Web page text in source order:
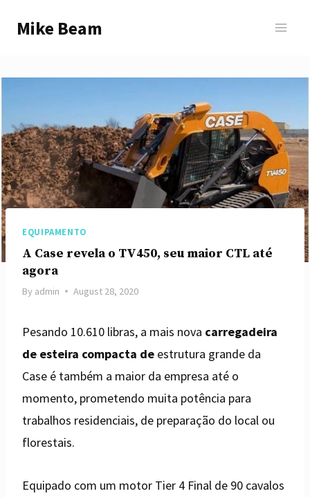
Mike Beam
EQUIPAMENTO
A Case revela o TV450, seu maior CTL até
agora
By admin August 28, 2020
Pesando 10.610 libras, a mais nova carregadeira
de esteira compacta de estrutura grande da
Case é também a maior da empresa até o
momento, prometendo muita potência para
trabalhos residenciais, de preparação do local ou
florestais.
Equipado com um motor Tier 4 Final de 90 cavalos